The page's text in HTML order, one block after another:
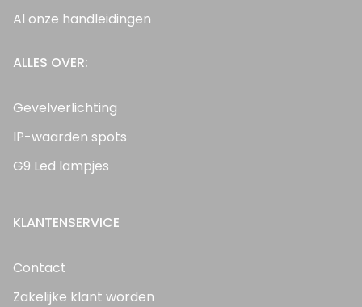
Al onze handleidingen
ALLES OVER:
Gevelverlichting
IP-waarden spots
G9 Led lampjes
KLANTENSERVICE
Contact
Zakelijke klant worden